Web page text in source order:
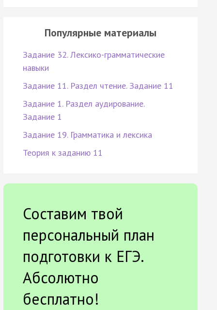
Популярные материалы
Задание 32. Лексико-грамматические
навыки
Задание 11. Раздел чтение. Задание 11
Задание 1. Раздел аудирование.
Задание 1
Задание 19. Грамматика и лексика
Теория к заданию 11
Составим твой
персональный план
подготовки к ЕГЭ.
Абсолютно
бесплатно!